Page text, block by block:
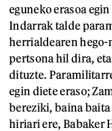
eguneko erasoa
Indarrak talde
herrialdearen hego-
pertsona hil dira,
dituzte.
egin diete eraso;
bereziki, baina
hiriari ere, Babaker